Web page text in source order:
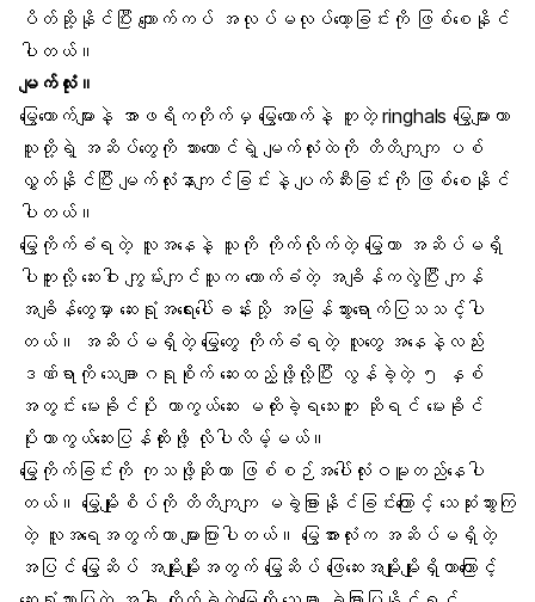
ပိတ်ဆို့နိုင်ပြီး ကျောက်ကပ် အလုပ်မလုပ်တော့ခြင်းကို ဖြစ်စေနိုင်
ပါတယ်။
မျက်လုံး။
မြွေဟောက်များနဲ့ အာဖရိကတိုက်မှ မြွေဟောက်နဲ့ တူတဲ့ ringhals မြွေများဟာ
သူတို့ရဲ့ အဆိပ်တွေကို သားကောင်ရဲ့ မျက်လုံးထဲကို တိတိကျကျ ပစ်
လွှတ်နိုင်ပြီး မျက်လုံးနာကျင်ခြင်းနဲ့ ပျက်ဆီးခြင်းကို ဖြစ်စေနိုင်
ပါတယ်။
မြွေကိုက်ခံရတဲ့ လူအနေနဲ့ သူကို ကိုက်လိုက်တဲ့ မြွေဟာ အဆိပ်မရှိ
ပါဘူးလို့ ဆေးဝါး ကျွမ်းကျင်သူက ထောက်ခံတဲ့ အချိန်ကလွဲပြီး ကျန်
အချိန်တွေမှာ ဆေးရုံအရေးပေါ်ခန်းသို့ အမြန်သွားရောက်ပြသသင့်ပါ
တယ်။ အဆိပ်မရှိတဲ့ မြွေတွေ ကိုက်ခံရတဲ့ လူတွေ အနေနဲ့လည်း
ဒဏ်ရာကို သေချာဂရုစိုက် ဆေးထည့်ဖို့လို့ပြီး လွန်ခဲ့တဲ့ ၅ နှစ်
အတွင်း မေးခိုင်ပိုး ကာကွယ်ဆေး မထိုးခဲ့ရသေးဘူး ဆိုရင် မေးခိုင်
ပိုးကာကွယ်ဆေးပြန်ထိုးဖို့ လိုပါလိမ့်မယ်။
မြွေကိုက်ခြင်းကို ကုသဖို့ဆိုတာ ဖြစ်စဉ်အပေါ်လုံးဝမူတည်နေပါ
တယ်။ မြွေမျိုးစိပ်ကို တိတိကျကျ မခွဲခြားနိုင်ခြင်းကြောင့် သေဆုံးသွားကြ
တဲ့ လူအရေအတွက်ဟာ များပြားပါတယ်။ မြွေအားလုံးက အဆိပ်မရှိတဲ့
အပြင် မြွေဆိပ် အမျိုးမျိုးအတွက် မြွေဆိပ် ဖြေဆေးအမျိုးမျိုးရှိတာကြောင့်